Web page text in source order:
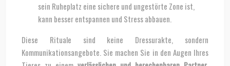
sein Ruheplatz eine sichere und ungestörte Zone ist,
kann besser entspannen und Stress abbauen.
Diese Rituale sind keine Dressurakte, sondern
Kommunikationsangebote. Sie machen Sie in den Augen Ihres